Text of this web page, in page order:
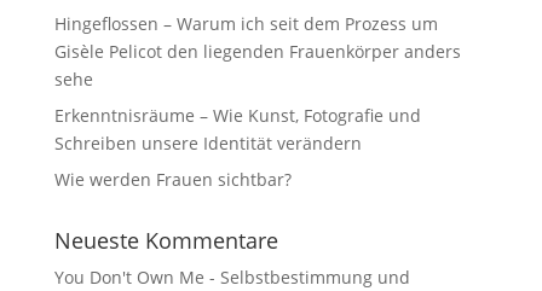
Hingeflossen – Warum ich seit dem Prozess um
Gisèle Pelicot den liegenden Frauenkörper anders
sehe
Erkenntnisräume – Wie Kunst, Fotografie und
Schreiben unsere Identität verändern
Wie werden Frauen sichtbar?
Neueste Kommentare
You Don't Own Me - Selbstbestimmung und